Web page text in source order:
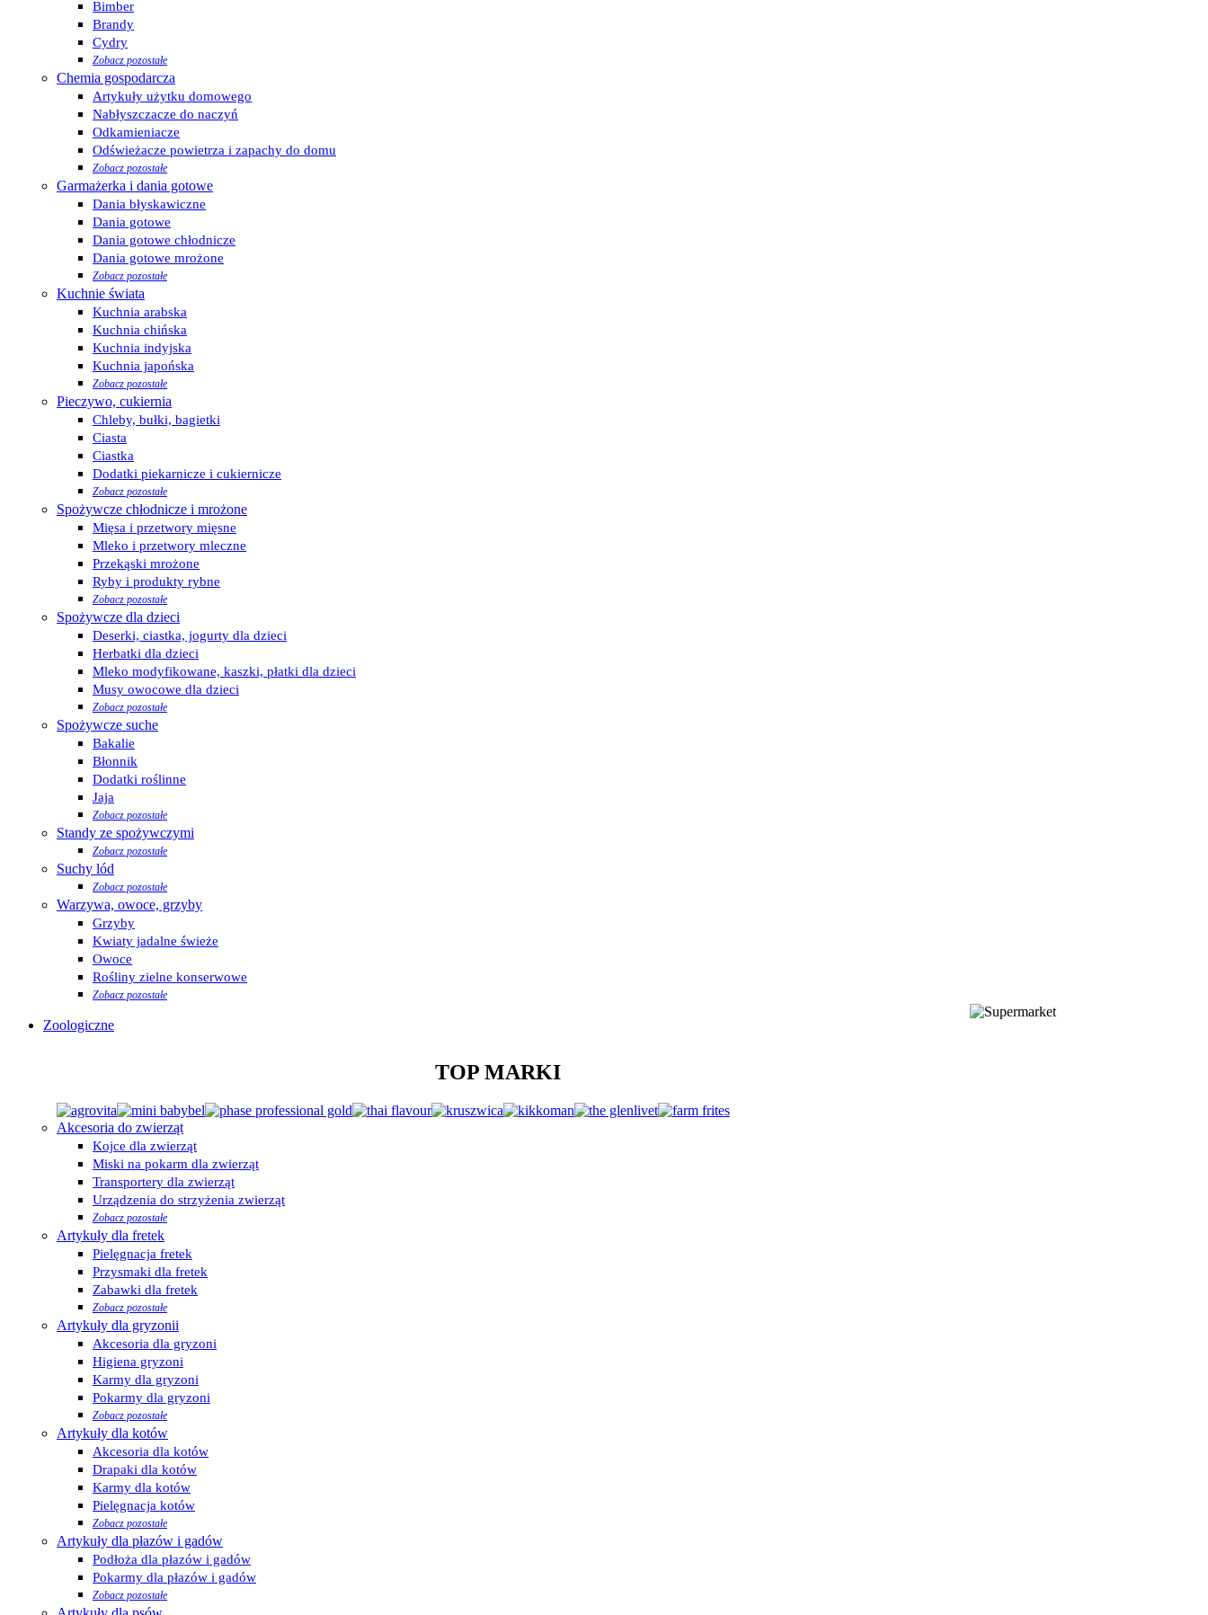
Bimber
Brandy
Cydry
Zobacz pozostałe
Chemia gospodarcza
Artykuły użytku domowego
Nabłyszczacze do naczyń
Odkamieniacze
Odświeżacze powietrza i zapachy do domu
Zobacz pozostałe
Garmażerka i dania gotowe
Dania błyskawiczne
Dania gotowe
Dania gotowe chłodnicze
Dania gotowe mrożone
Zobacz pozostałe
Kuchnie świata
Kuchnia arabska
Kuchnia chińska
Kuchnia indyjska
Kuchnia japońska
Zobacz pozostałe
Pieczywo, cukiernia
Chleby, bułki, bagietki
Ciasta
Ciastka
Dodatki piekarnicze i cukiernicze
Zobacz pozostałe
Spożywcze chłodnicze i mrożone
Mięsa i przetwory mięsne
Mleko i przetwory mleczne
Przekąski mrożone
Ryby i produkty rybne
Zobacz pozostałe
Spożywcze dla dzieci
Deserki, ciastka, jogurty dla dzieci
Herbatki dla dzieci
Mleko modyfikowane, kaszki, płatki dla dzieci
Musy owocowe dla dzieci
Zobacz pozostałe
Spożywcze suche
Bakalie
Błonnik
Dodatki roślinne
Jaja
Zobacz pozostałe
Standy ze spożywczymi
Zobacz pozostałe
Suchy lód
Zobacz pozostałe
Warzywa, owoce, grzyby
Grzyby
Kwiaty jadalne świeże
Owoce
Rośliny zielne konserwowe
Zobacz pozostałe
Zoologiczne
TOP MARKI
Akcesoria do zwierząt
Kojce dla zwierząt
Miski na pokarm dla zwierząt
Transportery dla zwierząt
Urządzenia do strzyżenia zwierząt
Zobacz pozostałe
Artykuły dla fretek
Pielęgnacja fretek
Przysmaki dla fretek
Zabawki dla fretek
Zobacz pozostałe
Artykuły dla gryzonii
Akcesoria dla gryzoni
Higiena gryzoni
Karmy dla gryzoni
Pokarmy dla gryzoni
Zobacz pozostałe
Artykuły dla kotów
Akcesoria dla kotów
Drapaki dla kotów
Karmy dla kotów
Pielęgnacja kotów
Zobacz pozostałe
Artykuły dla płazów i gadów
Podłoża dla płazów i gadów
Pokarmy dla płazów i gadów
Zobacz pozostałe